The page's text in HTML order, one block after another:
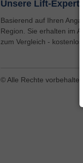
Unsere Lift-
Basierend auf Ihren
Region. Sie erhalten im
zum Vergleich -
© Alle Rechte vorbehalten